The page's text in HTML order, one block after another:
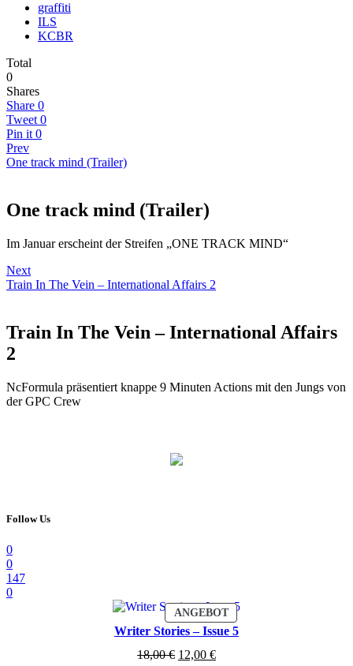
graffiti
ILS
KCBR
Total
0
Shares
Share 0
Tweet 0
Pin it 0
Prev
One track mind (Trailer)
One track mind (Trailer)
Im Januar erscheint der Streifen „ONE TRACK MIND“
Next
Train In The Vein – International Affairs 2
Train In The Vein – International Affairs
2
NcFormula präsentiert knappe 9 Minuten Actions mit den Jungs von
der GPC Crew
Follow Us
0
0
147
0
ANGEBOTPRODUKT
IM
ANGEBOT
Writer Stories – Issue 5
18,00€ Ursprünglicher
12,00 €Aktueller